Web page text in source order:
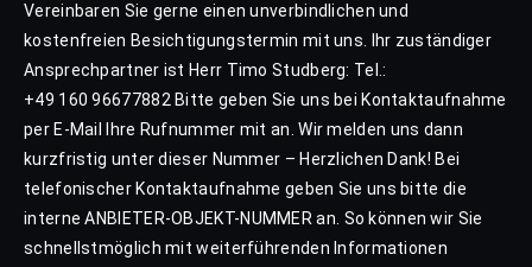
Vereinbaren Sie gerne einen unverbindlichen und
kostenfreien Besichtigungstermin mit uns. Ihr zuständiger
Ansprechpartner ist Herr Timo Studberg: Tel.:
+49 160 96677882 Bitte geben Sie uns bei Kontaktaufnahme
per E-Mail Ihre Rufnummer mit an. Wir melden uns dann
kurzfristig unter dieser Nummer – Herzlichen Dank! Bei
telefonischer Kontaktaufnahme geben Sie uns bitte die
interne ANBIETER-OBJEKT-NUMMER an. So können wir Sie
schnellstmöglich mit weiterführenden Informationen